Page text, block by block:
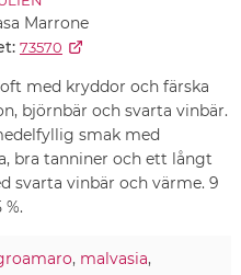
Marrone
73570
med kryddor och färska
björnbär och svarta vinbär.
smak med
bra tanniner och ett långt
svarta vinbär och värme. 9
%.
, malvasia,